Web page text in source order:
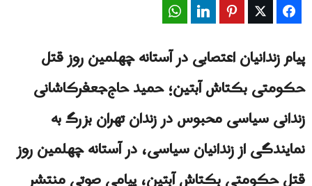
Facebook
Twitter
Pinterest
LinkedIn
پیام زندانیان اعتصابی در آستانه چهلمین روز قتل
حکومتی بکتاش آبتین؛ حمید حاج‌جعفرکاشانی
زندانی سیاسی محبوس در زندان تهران بزرگ به
نمایندگی از زندانیان سیاسی، در آستانه چهلمین روز